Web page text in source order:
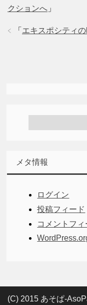
クションへ 」
「 エキスポシティ
メタ情報
ログイン
投稿フィード
コメントフィ
(C) 2015 あそぱ-